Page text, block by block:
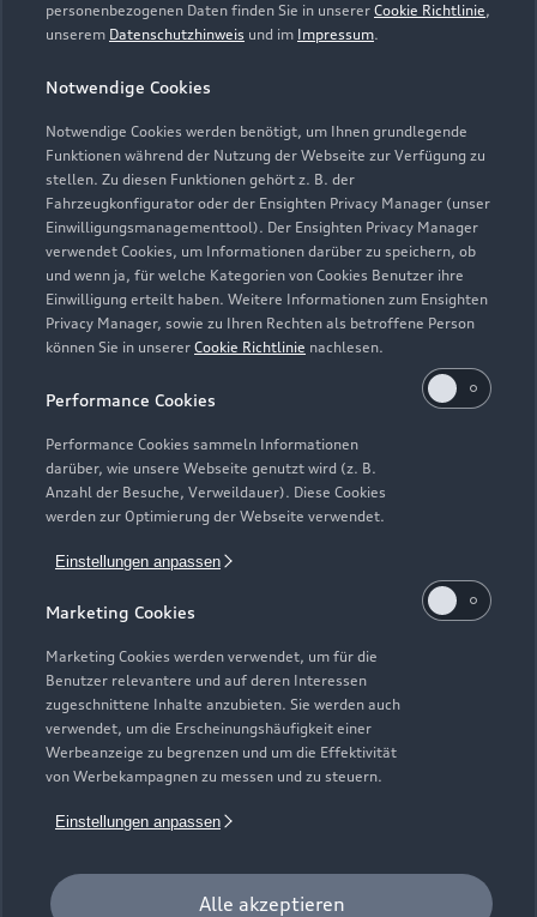
personenbezogenen Daten finden Sie in unserer Cookie Richtlinie,
unserem Datenschutzhinweis und im Impressum.
Notwendige Cookies
Notwendige Cookies werden benötigt, um Ihnen grundlegende
Funktionen während der Nutzung der Webseite zur Verfügung zu
stellen. Zu diesen Funktionen gehört z. B. der
Fahrzeugkonfigurator oder der Ensighten Privacy Manager (unser
Einwilligungsmanagementtool). Der Ensighten Privacy Manager
verwendet Cookies, um Informationen darüber zu speichern, ob
und wenn ja, für welche Kategorien von Cookies Benutzer ihre
Einwilligung erteilt haben. Weitere Informationen zum Ensighten
Privacy Manager, sowie zu Ihren Rechten als betroffene Person
können Sie in unserer Cookie Richtlinie nachlesen.
Performance Cookies
Performance Cookies sammeln Informationen
darüber, wie unsere Webseite genutzt wird (z. B.
Anzahl der Besuche, Verweildauer). Diese Cookies
werden zur Optimierung der Webseite verwendet.
Einstellungen anpassen
Marketing Cookies
Marketing Cookies werden verwendet, um für die
Benutzer relevantere und auf deren Interessen
zugeschnittene Inhalte anzubieten. Sie werden auch
verwendet, um die Erscheinungshäufigkeit einer
Werbeanzeige zu begrenzen und um die Effektivität
von Werbekampagnen zu messen und zu steuern.
Einstellungen anpassen
Alle akzeptieren
Kontaktdaten herunterladen
Öffnungszeiten
Verkauf
Geschlossen, öffnet amMontag 08:00
Service
Geschlossen,öffnet amMontag 07:00
Samstag: Verkauf: nach Vereinbarung
Zur Inspektion